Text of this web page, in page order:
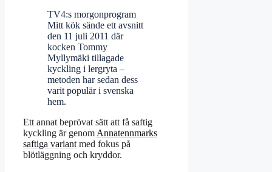
TV4:s morgonprogram
Mitt kök sände ett avsnitt
den 11 juli 2011 där
kocken Tommy
Myllymäki tillagade
kyckling i lergryta –
metoden har sedan dess
varit populär i svenska
hem.
Ett annat beprövat sätt att få saftig
kyckling är genom Annatennmarks
saftiga variant med fokus på
blötläggning och kryddor.